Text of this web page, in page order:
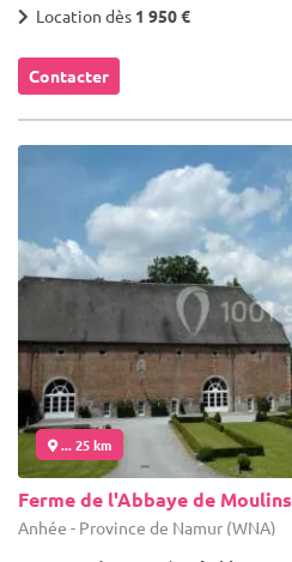
Location dès 1 950 €
Contacter
... 25 km
Ferme de l'Abbaye de Moulins
Anhée - Province de Namur (WNA)